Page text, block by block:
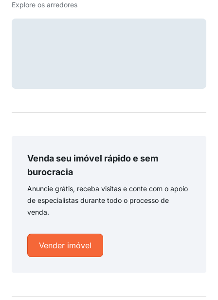
Explore os arredores
Venda seu imóvel rápido e sem
burocracia
Anuncie grátis, receba visitas e conte com o apoio
de especialistas durante todo o processo de
venda.
Vender imóvel